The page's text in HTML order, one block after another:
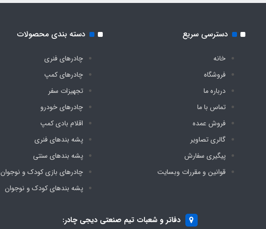
دسترسی سریع
خانه
فروشگاه
درباره ما
تماس با ما
فروش عمده
گالری تصاویر
پیگیری سفارش
قوانین و مقررات وبسایت
دسته بندی محصولات
چادرهای فنری
چادرهای کمپ
تجهیزات سفر
چادرهای خودرو
اقلام بادی کمپ
پشه‌ بندهای فنری
پشه‌ بندهای سنتی
چادرهای بازی کودک و نوجوان
پشه‌ بندهای کودک و نوجوان
دفاتر و شعبات تیم صنعتی دیجی چادر: